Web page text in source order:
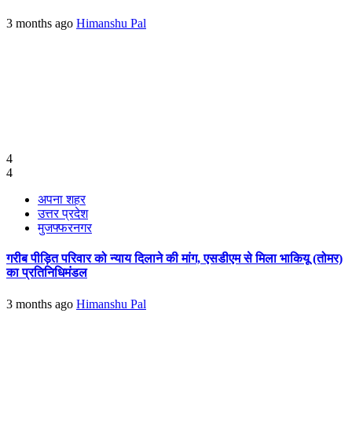
3 months ago Himanshu Pal
4
4
अपना शहर
उत्तर प्रदेश
मुजफ्फरनगर
गरीब पीड़ित परिवार को न्याय दिलाने की मांग, एसडीएम से मिला भाकियू (तोमर)
का प्रतिनिधिमंडल
3 months ago Himanshu Pal